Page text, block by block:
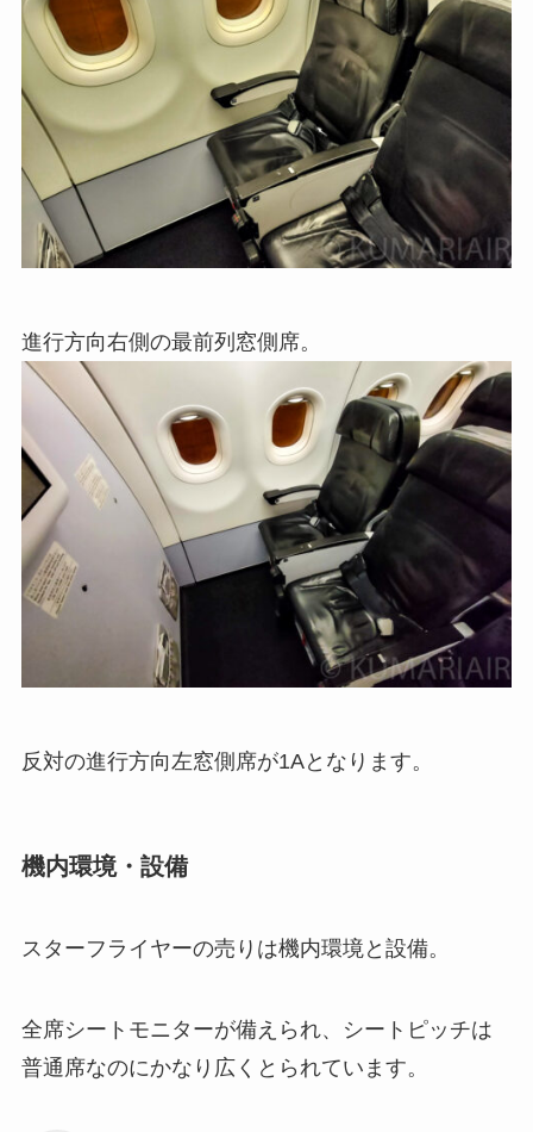
進行方向右側の最前列窓側席。
反対の進行方向左窓側席が1Aとなります。
機内環境・設備
スターフライヤーの売りは機内環境と設備。
全席シートモニターが備えられ、シートピッチは
普通席なのにかなり広くとられています。